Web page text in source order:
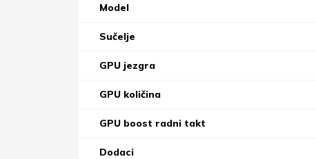
Model
Sučelje
GPU jezgra
GPU količina
GPU boost radni takt
Dodaci